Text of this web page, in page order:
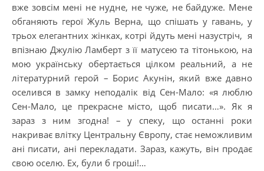
вже зовсім мені не нудне, не чуже, не байдуже. Мене
обганяють герої Жуль Верна, що спішать у гавань, у
трьох елегантних жінках, котрі йдуть мені назустріч, я
впізнаю Джулію Ламберт з її матусею та тітонькою, на
мою українську обертається цілком реальний, а не
літературний герой – Борис Акунін, який вже давно
оселився в замку неподалік від Сен-Мало: «я люблю
Сен-Мало, це прекрасне місто, щоб писати…». Як я
зараз з ним згодна! – у спеку, що останні роки
накриває влітку Центральну Європу, стає неможливим
ані писати, ані перекладати. Зараз, кажуть, він продає
свою оселю. Ех, були б гроші!…